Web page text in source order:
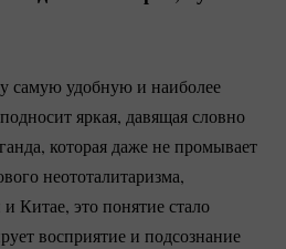
самую удобную и наиболее
яркая, давящая словно
которая даже не промывает
неототалитаризма,
Китае, это понятие стало
восприятие и подсознание